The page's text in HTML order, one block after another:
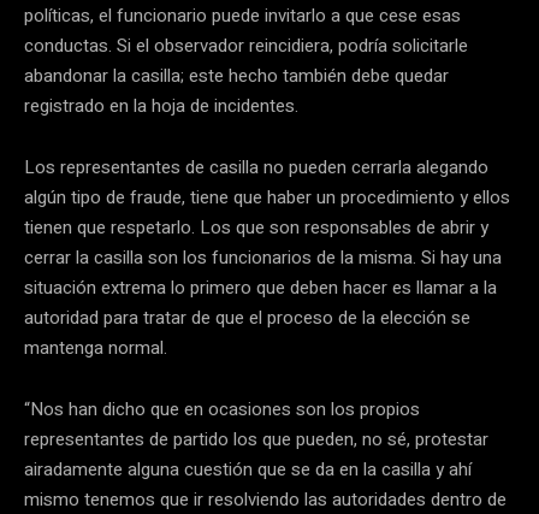
políticas, el funcionario puede invitarlo a que cese esas
conductas. Si el observador reincidiera, podría solicitarle
abandonar la casilla; este hecho también debe quedar
registrado en la hoja de incidentes.
Los representantes de casilla no pueden cerrarla alegando
algún tipo de fraude, tiene que haber un procedimiento y ellos
tienen que respetarlo. Los que son responsables de abrir y
cerrar la casilla son los funcionarios de la misma. Si hay una
situación extrema lo primero que deben hacer es llamar a la
autoridad para tratar de que el proceso de la elección se
mantenga normal.
“Nos han dicho que en ocasiones son los propios
representantes de partido los que pueden, no sé, protestar
airadamente alguna cuestión que se da en la casilla y ahí
mismo tenemos que ir resolviendo las autoridades dentro de